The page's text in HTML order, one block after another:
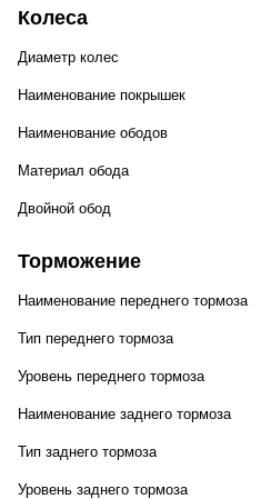
Колеса
Диаметр колес
Наименование покрышек
Наименование ободов
Материал обода
Двойной обод
Торможение
Наименование переднего тормоза
Тип переднего тормоза
Уровень переднего тормоза
Наименование заднего тормоза
Тип заднего тормоза
Уровень заднего тормоза